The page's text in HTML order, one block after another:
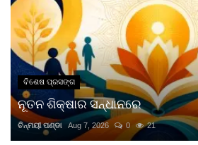
ବିଶେଷ ପ୍ରସଙ୍ଗ
ନୂତନ ଶିକ୍ଷାର ସନ୍ଧାନରେ
ଚିନ୍ମୟୀ ପଣ୍ଡା Aug 7, 2026 0 21